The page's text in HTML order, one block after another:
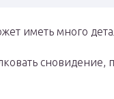
иметь много
сновидение,